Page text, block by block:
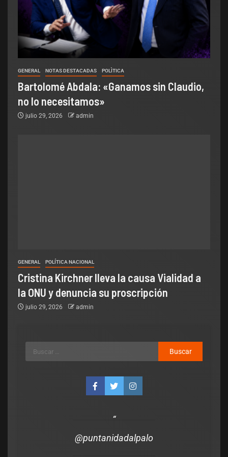
GENERAL NOTAS DESTACADAS POLÌTICA
Bartolomé Abdala: «Ganamos sin Claudio,
no lo necesitamos»
julio 29, 2026 admin
GENERAL POLÍTICA NACIONAL
Cristina Kirchner lleva la causa Vialidad a
la ONU y denuncia su proscripción
julio 29, 2026 admin
@puntanidadalpalo